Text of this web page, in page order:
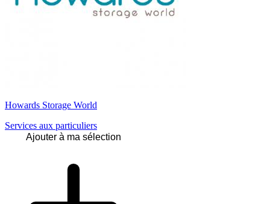
Howards Storage World
Services aux particuliers
Ajouter à ma sélection